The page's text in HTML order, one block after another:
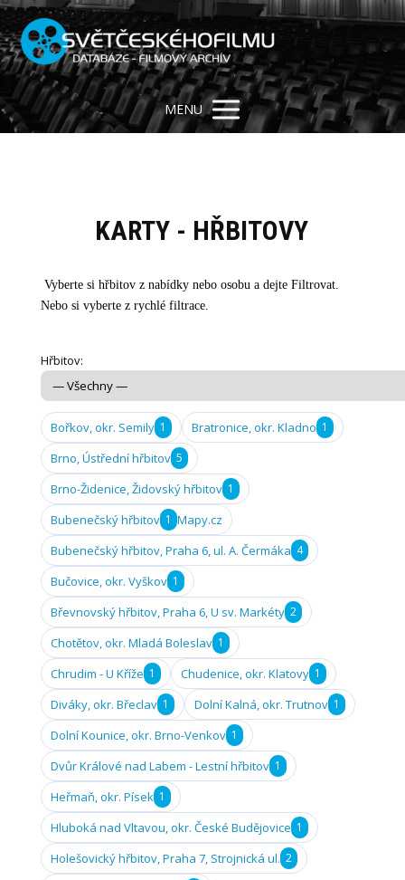
MENU
KARTY - HŘBITOVY
Vyberte si hřbitov z nabídky nebo osobu a dejte Filtrovat.
Nebo si vyberte z rychlé filtrace.
Hřbitov:
Bořkov, okr. Semily 1 Bratronice, okr. Kladno 1
Brno, Ústřední hřbitov 5
Brno-Židenice, Židovský hřbitov 1
Bubenečský hřbitov 1 Mapy.cz
Bubenečský hřbitov, Praha 6, ul. A. Čermáka 4
Bučovice, okr. Vyškov 1
Břevnovský hřbitov, Praha 6, U sv. Markéty 2
Chotětov, okr. Mladá Boleslav 1
Chrudim - U Kříže 1 Chudenice, okr. Klatovy 1
Diváky, okr. Břeclav 1 Dolní Kalná, okr. Trutnov 1
Dolní Kounice, okr. Brno-Venkov 1
Dvůr Králové nad Labem - Lestní hřbitov 1
Heřmaň, okr. Písek 1
Hluboká nad Vltavou, okr. České Budějovice 1
Holešovický hřbitov, Praha 7, Strojnická ul. 2